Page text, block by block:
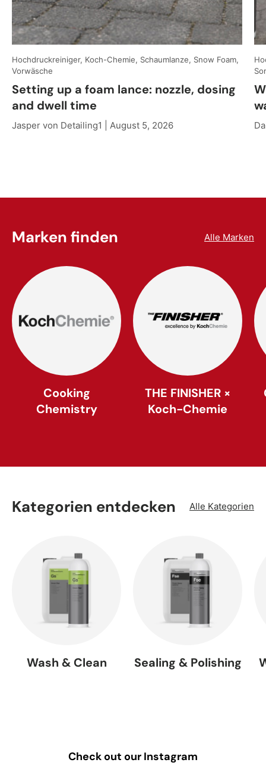
Hochdruckreiniger, Koch-Chemie, Schaumlanze, Snow Foam,
Vorwäsche
Setting up a foam lance: nozzle, dosing
and dwell time
Jasper von Detailing1 | August 5, 2026
Marken finden Alle Marken
Cooking
Chemistry
THE FINISHER ×
Koch-Chemie
Kategorien entdecken Alle Kategorien
Wash & Clean Sealing & Polishing
Check out our Instagram